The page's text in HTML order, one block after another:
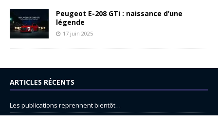
Peugeot E-208 GTi : naissance d’une
légende
17 juin 2025
ARTICLES RÉCENTS
Les publications reprennent bientôt…